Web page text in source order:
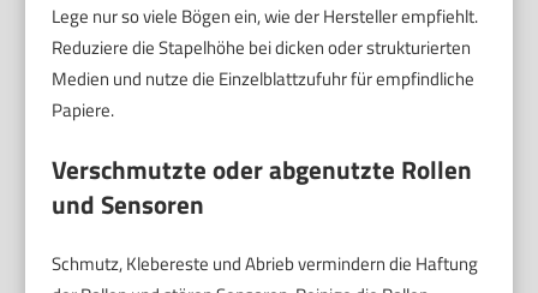
Lege nur so viele Bögen ein, wie der Hersteller empfiehlt.
Reduziere die Stapelhöhe bei dicken oder strukturierten
Medien und nutze die Einzelblattzufuhr für empfindliche
Papiere.
Verschmutzte oder abgenutzte Rollen
und Sensoren
Schmutz, Klebereste und Abrieb vermindern die Haftung